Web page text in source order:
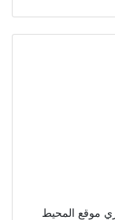
موقع المحيط